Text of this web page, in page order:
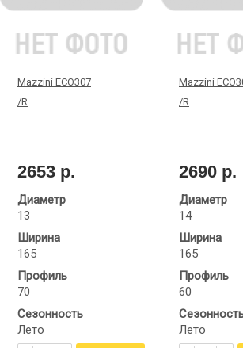
Mazzini ECO307
/R
2653 р.
Диаметр
13
Ширина
165
Профиль
70
Сезонность
Лето
Mazzini
/R
2690 р.
Диаметр
14
Ширина
165
Профиль
60
Лето